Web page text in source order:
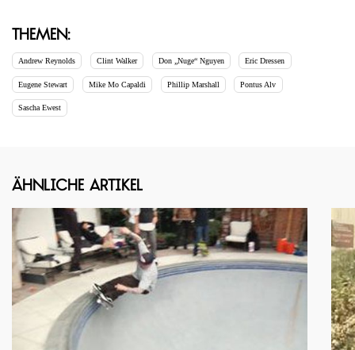
Themen:
Andrew Reynolds Clint Walker Don „Nuge“ Nguyen Eric Dressen
Eugene Stewart Mike Mo Capaldi Phillip Marshall Pontus Alv
Sascha Ewest
Ähnliche Artikel